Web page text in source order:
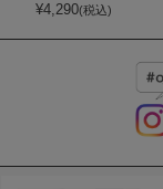
¥4,290(税込)